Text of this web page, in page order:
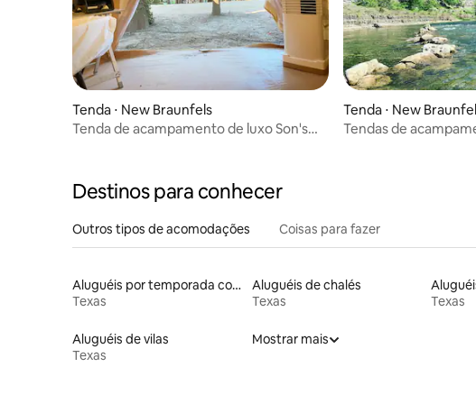
Tenda ⋅ New Braunfels
Tenda de acampamento de luxo Son's
Tenda ⋅ New
Tendas de
Destinos para conhecer
Outros tipos de acomodações Coisas para fazer
Aluguéis por temporada com banheira de hidromassagem
Texas
Aluguéis de chalés
Texas
Texas
Aluguéis de vilas
Texas
Mostrar mais